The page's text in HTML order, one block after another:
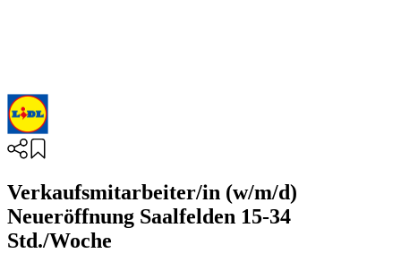
Verkaufsmitarbeiter/in (w/m/d)
Neueröffnung Saalfelden 15-34
Std./Woche